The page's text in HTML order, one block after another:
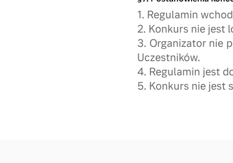
1. Regulamin
2. Konkurs nie jest
3. Organizator nie
Uczestników.
4. Regulamin jest
5. Konkurs nie jest